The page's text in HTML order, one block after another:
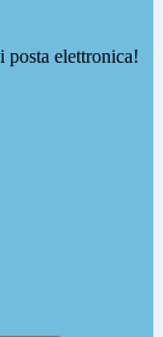
posta elettronica!